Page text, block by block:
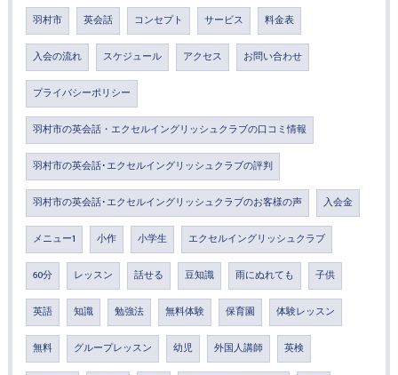
羽村市 英会話 コンセプト サービス 料金表
入会の流れ スケジュール アクセス お問い合わせ
プライバシーポリシー
羽村市の英会話・エクセルイングリッシュクラブの口コミ情報
羽村市の英会話･エクセルイングリッシュクラブの評判
羽村市の英会話･エクセルイングリッシュクラブのお客様の声 入会金
メニュー1 小作 小学生 エクセルイングリッシュクラブ
60分 レッスン 話せる 豆知識 雨にぬれても 子供
英語 知識 勉強法 無料体験 保育園 体験レッスン
無料 グループレッスン 幼児 外国人講師 英検